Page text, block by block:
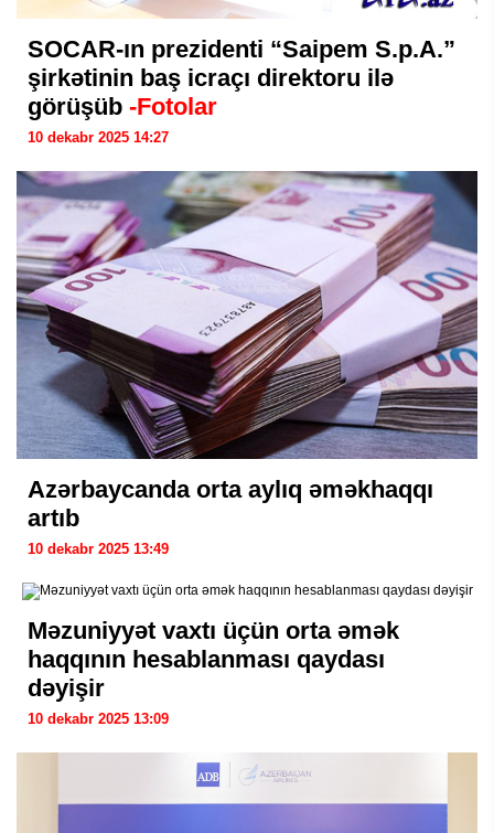
SOCAR-ın prezidenti “Saipem S.p.A.”
şirkətinin baş icraçı direktoru ilə
görüşüb -Fotolar
10 dekabr 2025 14:27
Azərbaycanda orta aylıq əməkhaqqı
artıb
10 dekabr 2025 13:49
Məzuniyyət vaxtı üçün orta əmək
haqqının hesablanması qaydası
dəyişir
10 dekabr 2025 13:09